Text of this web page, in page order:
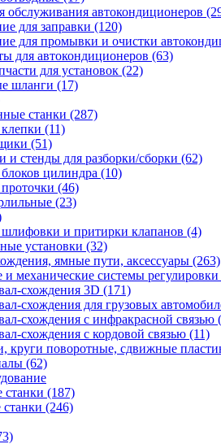
обслуживания автокондиционеров
для заправки (120)
для промывки и очистки
для автокондиционеров (63)
для установок (22)
шланги (17)
станки (287)
(11)
(51)
и стенды для разборки/сборки (62)
цилиндра (10)
(46)
(23)
и притирки клапанов (4)
установки (32)
ямные пути, аксессуары (263)
и механические системы регулировки
схождения 3D (171)
схождения для грузовых
схождения с инфракрасной связью
схождения с кордовой связью (11)
круги поворотные, сдвижные
(62)
станки (187)
(246)